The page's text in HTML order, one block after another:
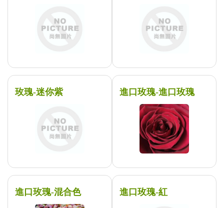
玫瑰-迷你紫 進口玫瑰-進口玫瑰
進口玫瑰-混合色 進口玫瑰-紅